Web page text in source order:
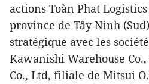
actions Toàn Phat
province de Tây Ninh
stratégique avec les
Kawanishi Warehouse
Co., Ltd, filiale de Mitsui